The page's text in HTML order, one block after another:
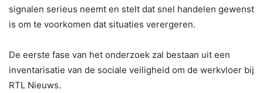
signalen serieus neemt en stelt dat snel handelen gewenst
is om te voorkomen dat situaties verergeren.
De eerste fase van het onderzoek zal bestaan uit een
inventarisatie van de sociale veiligheid om de werkvloer bij
RTL Nieuws.